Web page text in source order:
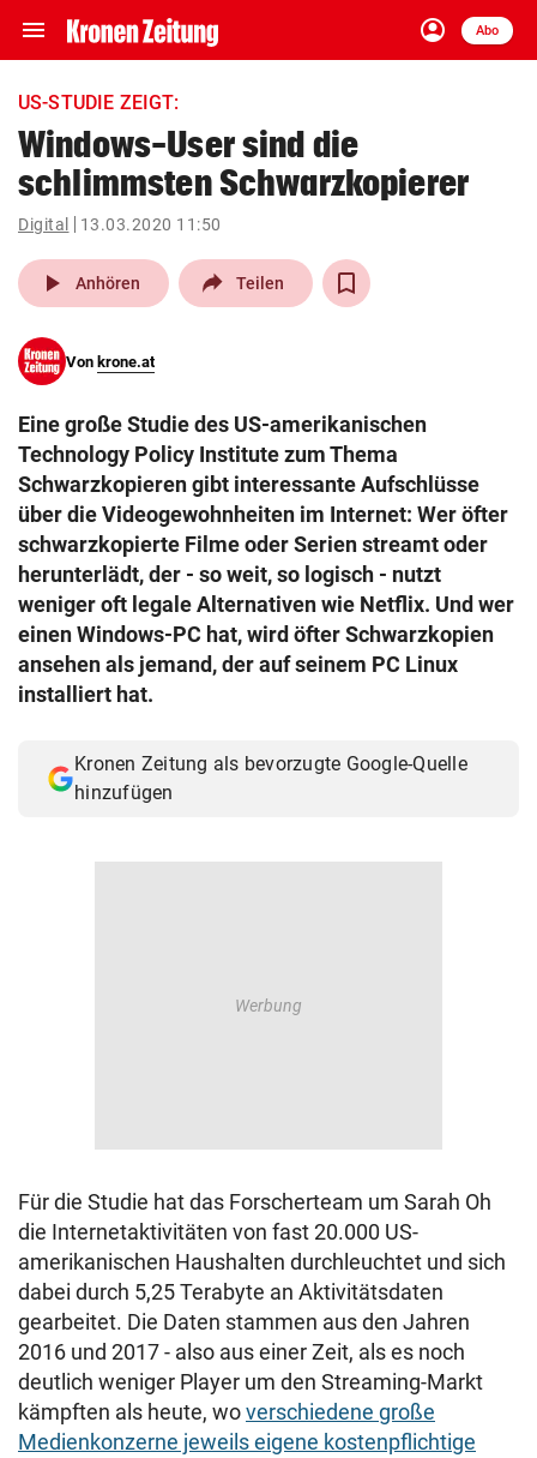
menu Navigation
ein-/ausklappen
account_circle
Anmelden
Abo
close Schließen
account_circle Anmelden
arrow_right
pin_drop
Wien arrow_right
search
eingeben
© Krone Multimedia GmbH & Co KG 2026
Muthgasse 2, 1190 Wien
US-STUDIE ZEIGT:
Windows-User sind die
schlimmsten Schwarzkopierer
Digital 13.03.2020 11:50
play_arrow Anhören Teilen
Von krone.at
Eine große Studie des US-amerikanischen
Technology Policy Institute zum Thema
Schwarzkopieren gibt interessante Aufschlüsse
über die Videogewohnheiten im Internet: Wer öfter
schwarzkopierte Filme oder Serien streamt oder
herunterlädt, der - so weit, so logisch - nutzt
weniger oft legale Alternativen wie Netflix. Und wer
einen Windows-PC hat, wird öfter Schwarzkopien
ansehen als jemand, der auf seinem PC Linux
installiert hat.
Kronen Zeitung als bevorzugte Google-Quelle
hinzufügen
Für die Studie hat das Forscherteam um Sarah Oh
die Internetaktivitäten von fast 20.000 US-
amerikanischen Haushalten durchleuchtet und sich
dabei durch 5,25 Terabyte an Aktivitätsdaten
gearbeitet. Die Daten stammen aus den Jahren
2016 und 2017 - also aus einer Zeit, als es noch
deutlich weniger Player um den Streaming-Markt
kämpften als heute, woverschiedene große
Medienkonzerne jeweils eigene kostenpflichtige